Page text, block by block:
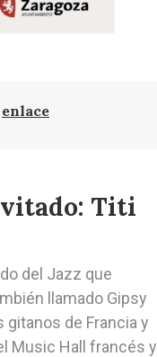
enlace
Titi
del Jazz que
llamado Gipsy
de Francia y
Music Hall francés y